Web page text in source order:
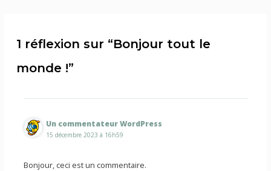
1 réflexion sur “Bonjour tout le
monde !”
Un commentateur WordPress
15 décembre 2023 à 16h59
Bonjour, ceci est un commentaire.